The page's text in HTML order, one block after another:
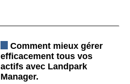
Comment mieux gérer
efficacement tous vos
actifs avec Landpark
Manager.